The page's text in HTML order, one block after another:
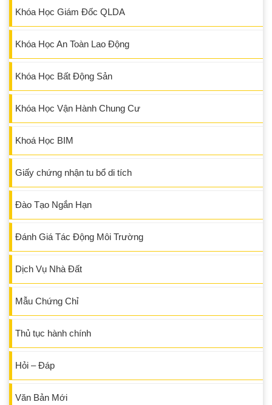
Khóa Học Giám Đốc QLDA
Khóa Học An Toàn Lao Động
Khóa Học Bất Động Sản
Khóa Học Vận Hành Chung Cư
Khoá Học BIM
Giấy chứng nhận tu bổ di tích
Đào Tạo Ngắn Hạn
Đánh Giá Tác Động Môi Trường
Dịch Vụ Nhà Đất
Mẫu Chứng Chỉ
Thủ tục hành chính
Hỏi – Đáp
Văn Bản Mới